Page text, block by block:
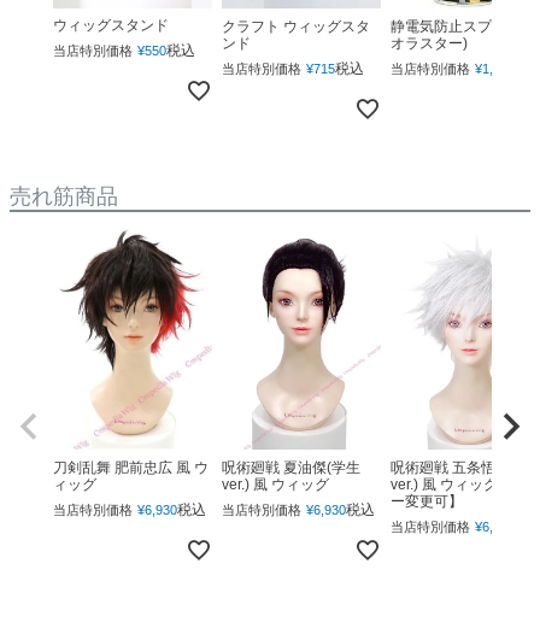
ウィッグスタンド
当店特別価格 ¥550税込
クラフト ウィッグスタ
ンド
当店特別価格 ¥715税込
静電気防止スプレー(ネ
オラスター)
当店特別価格 ¥1,760
売れ筋商品
刀剣乱舞 肥前忠広 風 ウ
ィッグ
当店特別価格 ¥6,930税込
呪術廻戦 夏油傑(学生
ver.) 風 ウィッグ
当店特別価格 ¥6,930税込
呪術廻戦 五条悟(下ろ
ver.) 風 ウィッグ 【カ
ー変更可】
当店特別価格 ¥6,930